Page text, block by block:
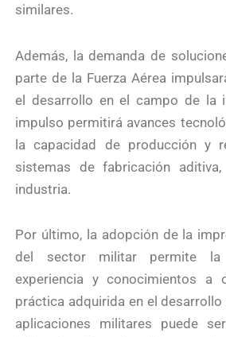
similares.
Además, la demanda de
parte de la Fuerza Aérea
el desarrollo en el campo de la
impulso permitirá avances
la capacidad de producción y
sistemas de fabricación
industria.
Por último, la adopción de la
del sector militar permite la
experiencia y conocimientos a
práctica adquirida en el
aplicaciones militares puede